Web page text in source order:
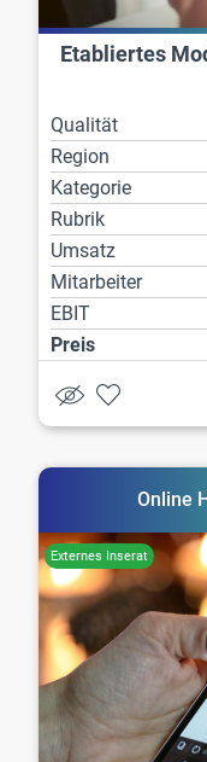
Etabliertes
Qualität
Region
Kategorie
Rubrik
Umsatz
Mitarbeiter
EBIT
Preis
Online